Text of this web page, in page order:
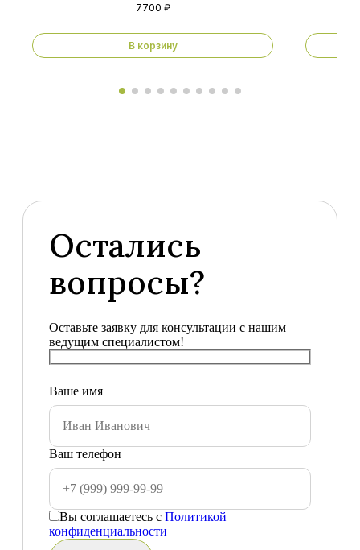
7700 ₽
В корзину
Остались
вопросы?
Оставьте заявку для консультации с нашим
ведущим специалистом!
Ваше имя
Ваш телефон
Вы соглашаетесь с Политикой
конфиденциальности